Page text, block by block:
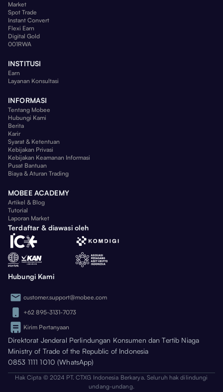
Market
Spot Trade
Instant Convert
Flexi Earn
Digital Gold
001RWA
INSTITUSI
Earn
Layanan Konsultasi
INFORMASI
Tentang Mobee
Hubungi Kami
Berita
Karir
Syarat & Ketentuan
Kebijakan Privasi
Kebijakan Keamanan Informasi
Pusat Bantuan
Biaya & Aturan Trading
MOBEE ACADEMY
Artikel & Blog
Tutorial
Laporan Market
Terdaftar & diawasi oleh
Hubungi Kami
customer.support@mobee.com
+62 895-3131-7073
Kirim Pertanyaan
Direktorat Jenderal Perlindungan Konsumen dan Tertib Niaga
Ministry of Trade of the Republic of Indonesia
0853 1111 1010 (WhatsApp)
Hak Cipta © 2024 PT. CTXG Indonesia Berkarya. Seluruh hak dilindungi
undang-undang.